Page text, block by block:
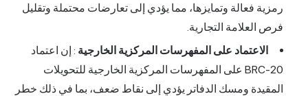
رمزية فعالة وتمايزها، مما يؤدي إلى تعارضات محتملة وتقليل
فرص العلامة التجارية.
الاعتماد على المفهرسات المركزية الخارجية : إن اعتماد
BRC-20 على المفهرسات المركزية الخارجية للتحويلات
المقيدة ومسك الدفاتر يؤدي إلى نقاط ضعف، بما في ذلك خطر